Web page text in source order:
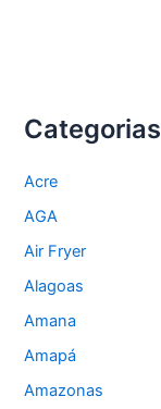
Categorias
Acre
AGA
Air Fryer
Alagoas
Amana
Amapá
Amazonas